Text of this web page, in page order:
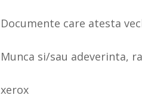
Documente care atesta
Munca si/sau adeverinta,
xerox